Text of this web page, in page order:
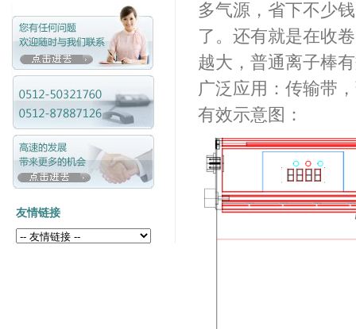
友情链接
多气源，省下不少
了。还有就是在收
越大，普通离子棒
广泛应用：传输带
有效示意图：